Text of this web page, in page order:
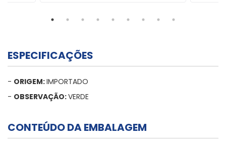
ESPECIFICAÇÕES
- ORIGEM:IMPORTADO
- OBSERVAÇÃO:VERDE
CONTEÚDO DA EMBALAGEM